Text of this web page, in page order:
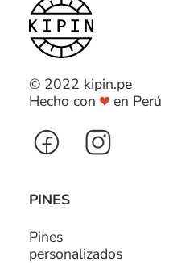
© 2022 kipin.pe
Hecho con
en Perú
PINES
Pines
personalizados